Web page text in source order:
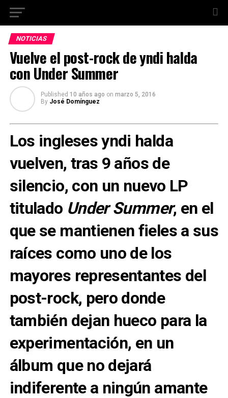
NOTICIAS
Vuelve el post-rock de yndi halda
con Under Summer
Published 10 años ago on marzo 5, 2016
By José Domínguez
Los ingleses yndi halda
vuelven, tras 9 años de
silencio, con un nuevo LP
titulado Under Summer, en el
que se mantienen fieles a sus
raíces como uno de los
mayores representantes del
post-rock, pero donde
también dejan hueco para la
experimentación, en un
álbum que no dejará
indiferente a ningún amante